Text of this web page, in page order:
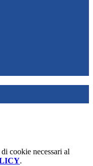
cookie necessari al
.